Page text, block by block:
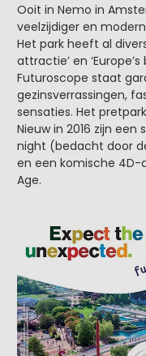
Ooit in Nemo in
veelzijdiger en
Het park heeft al
attractie’ en
Futuroscope staat
gezinsverrassingen,
sensaties. Het
Nieuw in 2016 zijn
night (bedacht door
en een komische
Age.